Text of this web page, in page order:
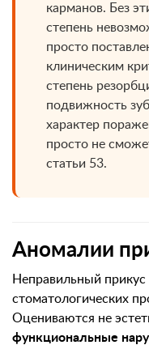
карманов. Без
степень
просто
клиническим
степень
подвижность
характер
просто не
статьи 53.
Аномалии
Неправильный
стоматологических
Оцениваются не
функциональные